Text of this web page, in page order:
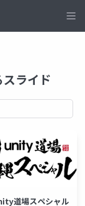
ライド
道場スペシャル